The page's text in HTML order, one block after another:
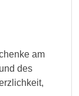
am
des